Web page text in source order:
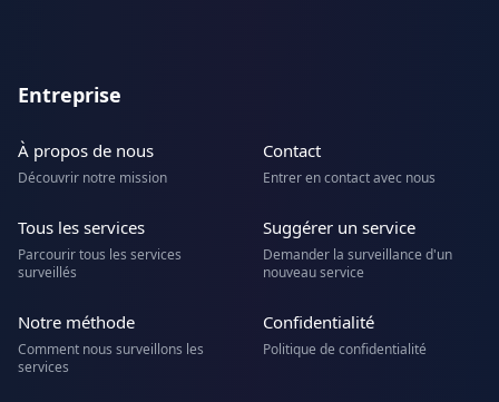
Entreprise
À propos de nous
Découvrir notre mission
Contact
Entrer en contact avec nous
Tous les services
Parcourir tous les services
surveillés
Suggérer un service
Demander la surveillance d'un
nouveau service
Notre méthode
Comment nous surveillons les
services
Confidentialité
Politique de confidentialité